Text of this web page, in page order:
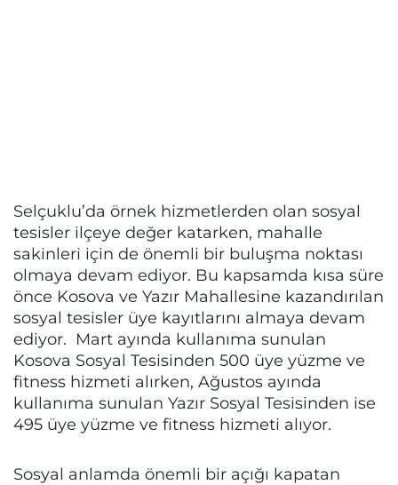
Selçuklu’da örnek hizmetlerden olan sosyal
tesisler ilçeye değer katarken, mahalle
sakinleri için de önemli bir buluşma noktası
olmaya devam ediyor. Bu kapsamda kısa süre
önce Kosova ve Yazır Mahallesine kazandırılan
sosyal tesisler üye kayıtlarını almaya devam
ediyor. Mart ayında kullanıma sunulan
Kosova Sosyal Tesisinden 500 üye yüzme ve
fitness hizmeti alırken, Ağustos ayında
kullanıma sunulan Yazır Sosyal Tesisinden ise
495 üye yüzme ve fitness hizmeti alıyor.
Sosyal anlamda önemli bir açığı kapatan